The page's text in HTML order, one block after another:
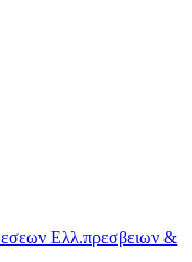
Ελλ.πρεσβειων &